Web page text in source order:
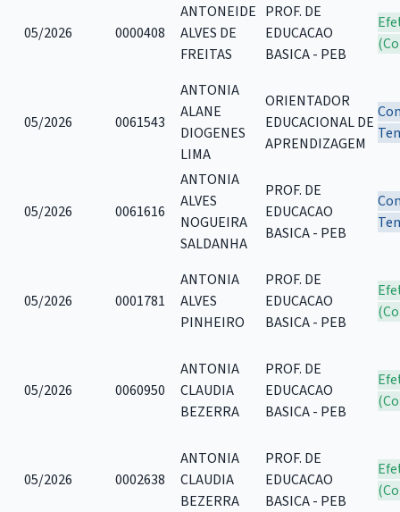
05/2026 0000408
ANTONEIDE
ALVES DE
FREITAS
PROF. DE
EDUCACAO
BASICA - PEB
05/2026 0061543
ANTONIA
ALANE
DIOGENES
LIMA
ORIENTADOR
EDUCACIONAL DE
APRENDIZAGEM
05/2026 0061616
ANTONIA
ALVES
NOGUEIRA
SALDANHA
PROF. DE
EDUCACAO
BASICA - PEB
05/2026 0001781
ANTONIA
ALVES
PINHEIRO
PROF. DE
EDUCACAO
BASICA - PEB
05/2026 0060950
ANTONIA
CLAUDIA
BEZERRA
PROF. DE
EDUCACAO
BASICA - PEB
05/2026 0002638
ANTONIA
CLAUDIA
BEZERRA
PROF. DE
EDUCACAO
BASICA - PEB